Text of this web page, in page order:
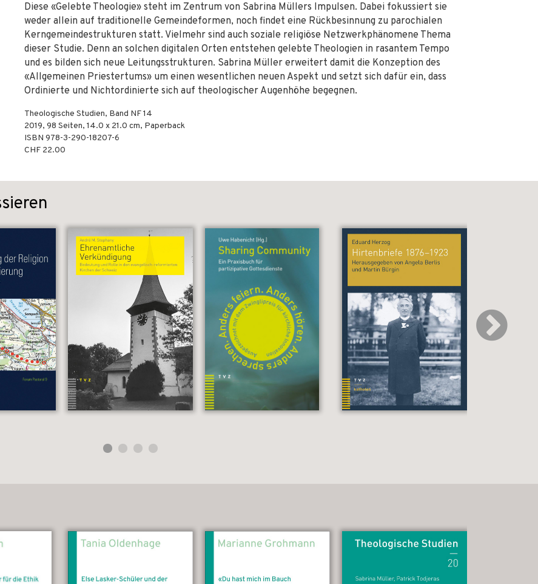
Diese «Gelebte Theologie» steht im Zentrum von Sabrina Müllers Impulsen. Dabei fokussiert sie
weder allein auf traditionelle Gemeindeformen, noch findet eine Rückbesinnung zu parochialen
Kerngemeindestrukturen statt. Vielmehr sind auch soziale religiöse Netzwerkphänomene Thema
dieser Studie. Denn an solchen digitalen Orten entstehen gelebte Theologien in rasantem Tempo
und es bilden sich neue Leitungsstrukturen. Sabrina Müller erweitert damit die Konzeption des
«Allgemeinen Priestertums» um einen wesentlichen neuen Aspekt und setzt sich dafür ein, dass
Ordinierte und Nichtordinierte sich auf theologischer Augenhöhe begegnen.
Theologische Studien, Band NF 14
2019, 98 Seiten, 14.0 x 21.0 cm, Paperback
ISBN 978-3-290-18207-6
CHF 22.00